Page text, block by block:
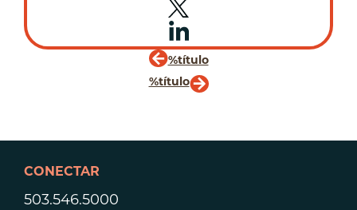
%título
%título
CONECTAR
503.546.5000